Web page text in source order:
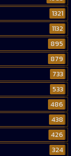
1321
1132
895
879
733
533
486
438
426
324